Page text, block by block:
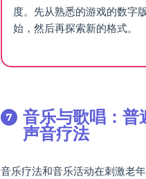
度。先从熟悉的游戏的数字
始，然后再探索新的格式。
音乐与歌唱：普
声音疗法
音乐疗法和音乐活动在刺激老